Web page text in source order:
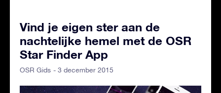
Vind je eigen ster aan de
nachtelijke hemel met de OSR
Star Finder App
OSR Gids - 3 december 2015